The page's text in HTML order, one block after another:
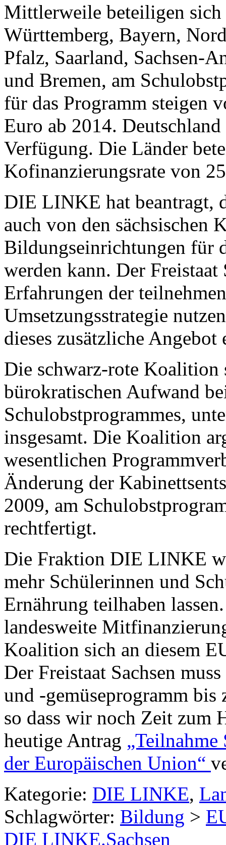
Mittlerweile beteiligen sich
Württemberg, Bayern,
Pfalz, Saarland, Sachsen-
und Bremen, am
für das Programm steigen
Euro ab 2014.
Verfügung. Die Länder
Kofinanzierungsrate von
DIE LINKE hat beantragt,
auch von den sächsischen
Bildungseinrichtungen für
werden kann. Der
Erfahrungen der
Umsetzungsstrategie
dieses zusätzliche Angebot
Die schwarz-rote Koalition
bürokratischen Aufwand
Schulobstprogrammes,
insgesamt. Die Koalition
wesentlichen
Änderung der
2009, am
rechtfertigt.
Die Fraktion DIE LINKE
mehr Schülerinnen und
Ernährung teilhaben
landesweite
Koalition sich an diesem
Der Freistaat Sachsen
und -gemüseprogramm
so dass wir noch Zeit zum
heutige Antrag „Teilnahme
der Europäischen Union“
Kategorie: DIE LINKE,
Schlagwörter: Bildung >
DIE LINKE.Sachsen